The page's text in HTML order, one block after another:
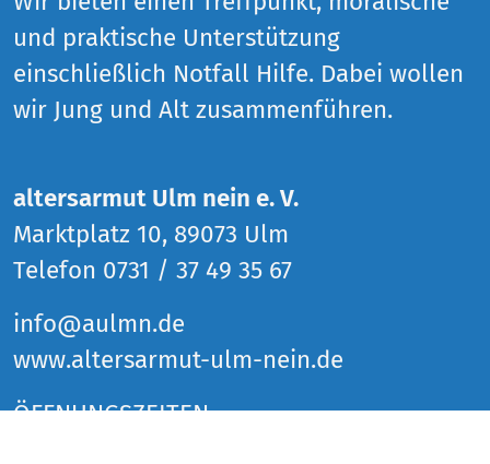
und praktische Unterstützung
einschließlich Notfall Hilfe. Dabei wollen
wir Jung und Alt zusammenführen.
altersarmut Ulm nein e. V.
Marktplatz 10, 89073 Ulm
Telefon 0731 / 37 49 35 67
info@aulmn.de
www.altersarmut-ulm-nein.de
ÖFFNUNGSZEITEN